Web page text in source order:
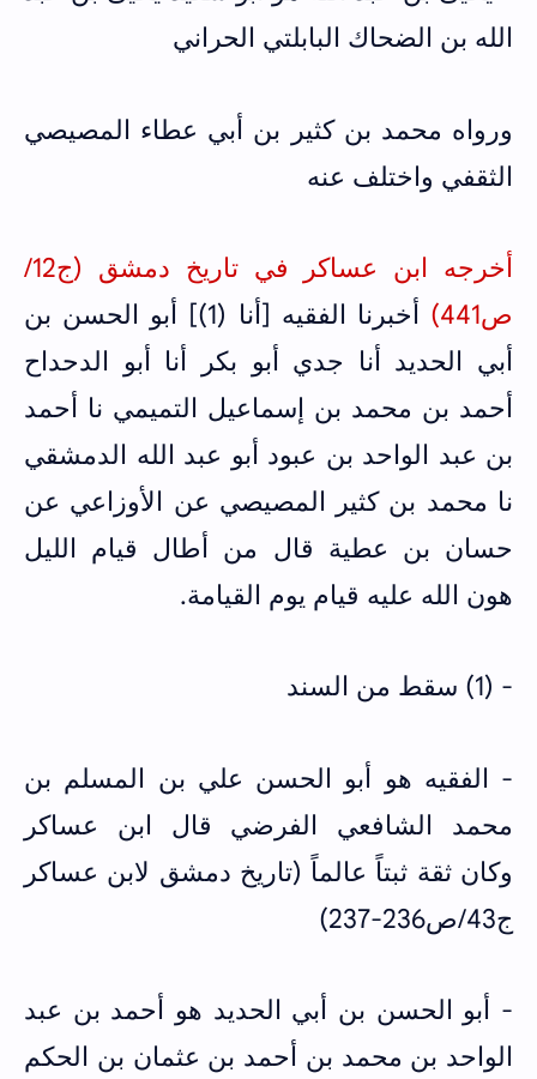
الله بن الضحاك البابلتي الحراني
ورواه محمد بن كثير بن أبي عطاء المصيصي
الثقفي واختلف عنه
أخرجه ابن عساكر في تاريخ دمشق (ج12/
ص441)
أخبرنا الفقيه [أنا (1)] أبو الحسن بن
أبي الحديد أنا جدي أبو بكر أنا أبو الدحداح
أحمد بن محمد بن إسماعيل التميمي نا أحمد
بن عبد الواحد بن عبود أبو عبد الله الدمشقي
نا محمد بن كثير المصيصي عن الأوزاعي عن
حسان بن عطية قال من أطال قيام الليل
هون الله عليه قيام يوم القيامة.
- (1) سقط من السند
- الفقيه هو أبو الحسن علي بن المسلم بن
محمد الشافعي الفرضي قال ابن عساكر
وكان ثقة ثبتاً عالماً (تاريخ دمشق لابن عساكر
ج43/ص236-237)
- أبو الحسن بن أبي الحديد هو أحمد بن عبد
الواحد بن محمد بن أحمد بن عثمان بن الحكم